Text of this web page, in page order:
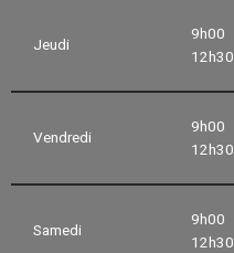
Jeudi
9h00
12h30
Vendredi
9h00
12h30
Samedi
9h00
12h30